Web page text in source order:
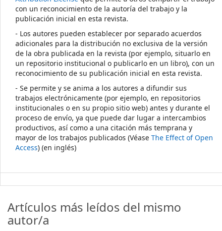
con un reconocimiento de la autoría del trabajo y la
publicación inicial en esta revista.
- Los autores pueden establecer por separado acuerdos
adicionales para la distribución no exclusiva de la versión
de la obra publicada en la revista (por ejemplo, situarlo en
un repositorio institucional o publicarlo en un libro), con un
reconocimiento de su publicación inicial en esta revista.
- Se permite y se anima a los autores a difundir sus
trabajos electrónicamente (por ejemplo, en repositorios
institucionales o en su propio sitio web) antes y durante el
proceso de envío, ya que puede dar lugar a intercambios
productivos, así como a una citación más temprana y
mayor de los trabajos publicados (Véase The Effect of Open
Access) (en inglés)
Artículos más leídos del mismo
autor/a